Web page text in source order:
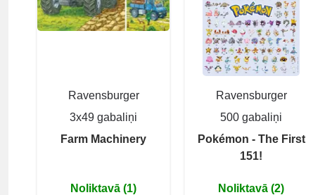
Ravensburger
3x49 gabaliņi
Farm Machinery
Noliktavā (1)
Ravensburger
500 gabaliņi
Pokémon - The First
151!
Noliktavā (2)